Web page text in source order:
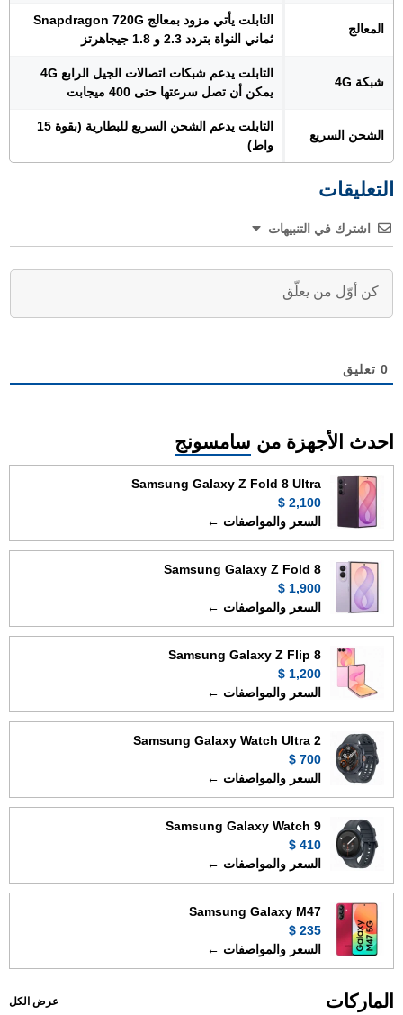
المعالج
التابلت يأتي مزود بمعالج Snapdragon 720G
ثماني النواة بتردد 2.3 و 1.8 جيجاهرتز
شبكة 4G
التابلت يدعم شبكات اتصالات الجيل الرابع 4G
يمكن أن تصل سرعتها حتى 400 ميجابت
الشحن السريع
التابلت يدعم الشحن السريع للبطارية (بقوة 15
واط)
التعليقات
اشترك في التنبيهات
0 تعليق
احدث الأجهزة من سامسونج
Samsung Galaxy Z Fold 8 Ultra
2,100 $
السعر والمواصفات ←
Samsung Galaxy Z Fold 8
1,900 $
السعر والمواصفات ←
Samsung Galaxy Z Flip 8
1,200 $
السعر والمواصفات ←
Samsung Galaxy Watch Ultra 2
700 $
السعر والمواصفات ←
Samsung Galaxy Watch 9
410 $
السعر والمواصفات ←
Samsung Galaxy M47
235 $
السعر والمواصفات ←
الماركات عرض الكل